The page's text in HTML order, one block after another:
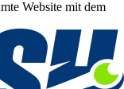
Website mit dem